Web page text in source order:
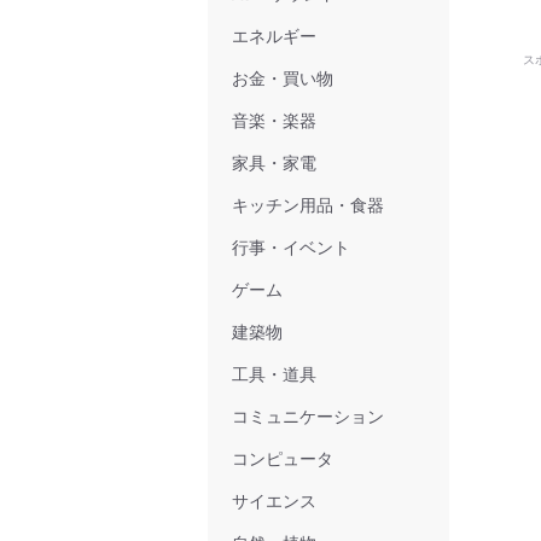
ス
エネルギー
お金・買い物
音楽・楽器
家具・家電
キッチン用品・食器
行事・イベント
ゲーム
建築物
工具・道具
コミュニケーション
コンピュータ
サイエンス